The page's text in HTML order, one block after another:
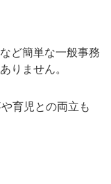
ど簡単な一般事務
ありません。
育児との両立も